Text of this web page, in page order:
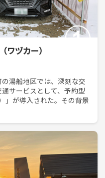
ワヅカー）
湯船地区では、深刻な交
サービスとして、予約型
」が導入された。その背景